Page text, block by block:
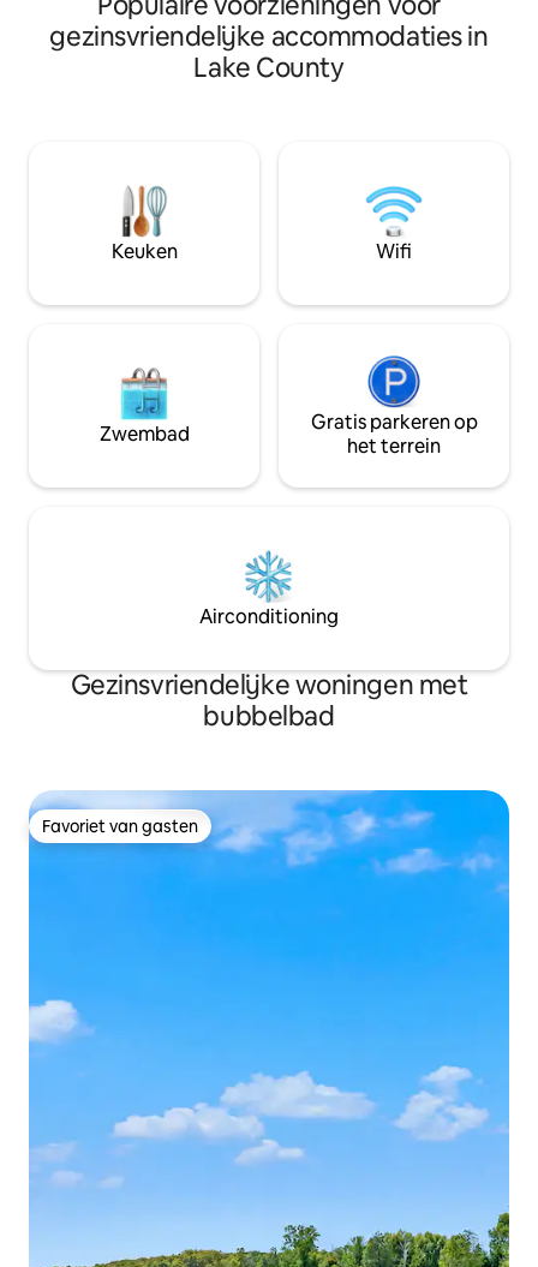
van een cent te maken. Buiten vind je
een vuurplaats en een houtskoolgrill.
Direct aan de overkant van de weg is het
State Land, Manistee National Forest,
Caberfae Ski and Golf Resort, Tippy Dam
en meer! Cadillac, Ludington, Manistee
binnen 35 minuten
en jaag in het
witstaartherten.
overdekte
je speelgoed.
tegen een kleine
gezinsvriendelijke accommodaties in
Lake County
Keuken Wifi
Zwembad
Gratis parkeren op
het terrein
Airconditioning
Gezinsvriendelijke woningen met
bubbelbad
Favoriet van gasten
Favoriet van gasten